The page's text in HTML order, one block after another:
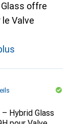
offre
Valve
Hybrid Glass